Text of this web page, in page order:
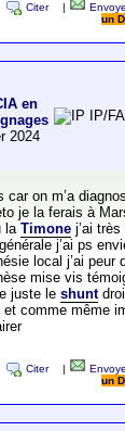
Citer
un
en
2024
IP/
car on m’a
je la ferais à
la Timonej’ai très
j’ai ps
local j’ai peur
mise vis
juste le shunt
comme même
Citer
un